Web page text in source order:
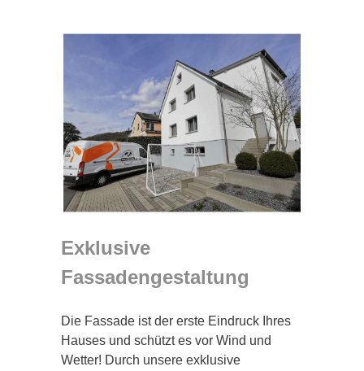
Exklusive
Fassadengestaltung
Die Fassade ist der erste Eindruck Ihres
Hauses und schützt es vor Wind und
Wetter! Durch unsere exklusive